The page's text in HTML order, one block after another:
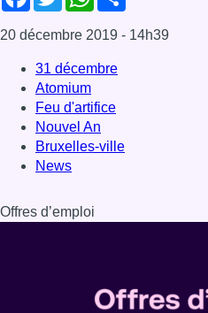
20 décembre 2019 - 14h39
31 décembre
Atomium
Feu d'artifice
Nouvel An
Bruxelles-ville
News
Offres d’emploi